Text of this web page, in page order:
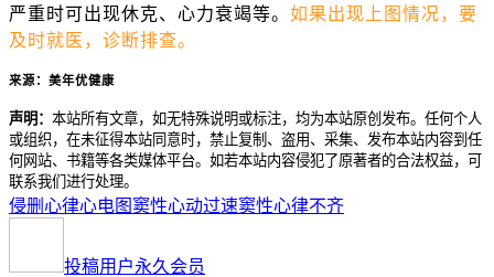
严重时可出现休克、心力衰竭等。 如果出现上图情况，要
及时就医，诊断排查。
来源：美年优健康
声明： 本站所有文章，如无特殊说明或标注，均为本站原创发布。任何个人
或组织，在未征得本站同意时，禁止复制、盗用、采集、发布本站内容到任
何网站、书籍等各类媒体平台。如若本站内容侵犯了原著者的合法权益，可
联系我们进行处理。
侵删心律心电图 窦性心动过速窦性心律不齐
投稿用户永久会员